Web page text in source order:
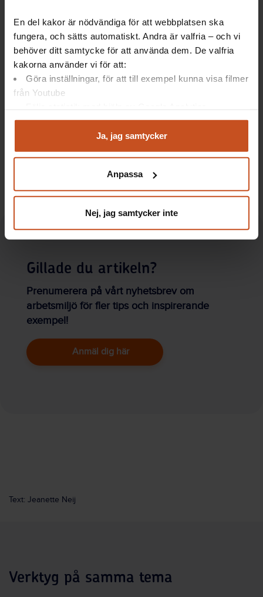
En del kakor är nödvändiga för att webbplatsen ska
fungera, och sätts automatiskt. Andra är valfria – och vi
behöver ditt samtycke för att använda dem. De valfria
kakorna använder vi för att:
Göra inställningar, för att till exempel kunna visa filmer
från Youtube
Analysera trafik för att kunna visa riktad information
Du kan när som helst återta ditt godkännande genom att
integritet@suntarbetsliv.se.
Ja, jag samtycker
Anpassa
Nej, jag samtycker inte
Artiklar: Så gör andra
Heltid till alla kräver hållbara arbetstider
Artiklar: Forskning
11 vinster av att jobba med OSA
Gillade du artikeln?
Prenumerera på vårt nyhetsbrev om
arbetsmiljö för fler tips och inspirerande
exempel!
Anmäl dig här
Text: Jeanette Neij
Verktyg på samma tema